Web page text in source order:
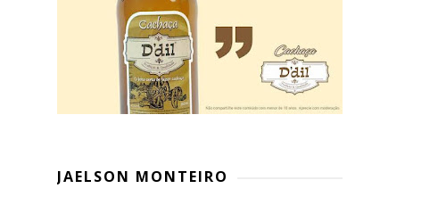
JAELSON MONTEIRO